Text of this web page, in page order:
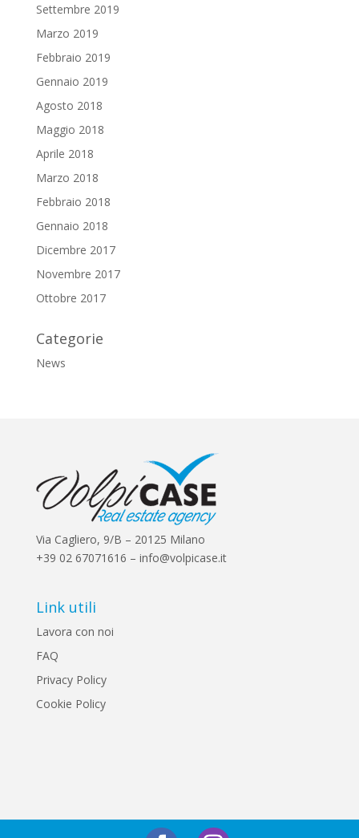
Settembre 2019
Marzo 2019
Febbraio 2019
Gennaio 2019
Agosto 2018
Maggio 2018
Aprile 2018
Marzo 2018
Febbraio 2018
Gennaio 2018
Dicembre 2017
Novembre 2017
Ottobre 2017
Categorie
News
Via Cagliero, 9/B – 20125 Milano
+39 02 67071616 – info@volpicase.it
Link utili
Lavora con noi
FAQ
Privacy Policy
Cookie Policy